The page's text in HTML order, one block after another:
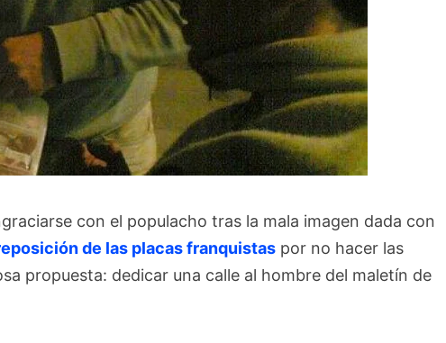
con el populacho tras la mala imagen dada con
de las placas franquistas por no hacer las
propuesta: dedicar una calle al hombre del maletín de